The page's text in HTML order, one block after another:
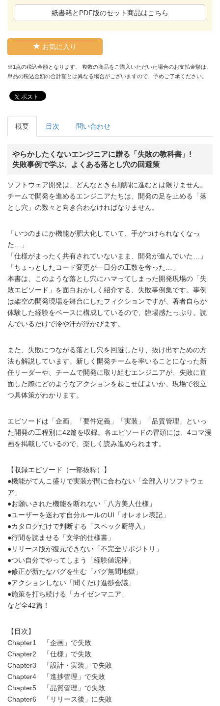
紙書籍とPDF版のセット商品はこちら
お気に入り
※1点の税込金額となります。 複数の商品をご購入いただいた場合のお支払金額は、
単品の税込金額の合計額とは異なる場合がございますので、予めご了承ください。
ポスト
概要 目次 問い合わせ
やらかしたくないエンジニアに贈る「失敗の教科書」!
失敗事例で学ぶ、よくある落とし穴の回避策
ソフトウェア開発は、どんなときも順調に進むとは限りません。
チームで開発を進めるエンジニアたちは、開発の足を止める「落
とし穴」の数々と向き合わなければなりません。
「いつのまにか機能が肥大化していて、手がつけられなくなっ
た…」
「仕様がまったく共有されていないまま、開発が進んでいた…」
「ちょっとしたコード変更が一日分の工数を奪った…」
本書は、このような落とし穴にハマってしまった開発現場の「失
敗エピソード」を面白おかしく紹介する、失敗事例集です。事例
は架空の開発現場を舞台にしたフィクションですが、著者自らが
体験した経験をベースに構成しているので、臨場感たっぷり。読
んでいるだけで冷や汗が浮かびます。
また、失敗につながる落とし穴を回避したり、抜け出すための方
法も解説しています。新しく開発チームを率いることになった新
任リーダーや、チームで開発に取り組むエンジニアが、失敗に直
面した際にどのようなアクションを起こせばよいか、現場で役立
つ具体策がわかります。
エピソードは「企画」「要件定義」「実装」「品質管理」といっ
た開発の工程別に42篇を収録。各エピソードの冒頭には、4コマ漫
画を掲載しているので、楽しく読み進められます。
【収録エピソード（一部抜粋）】
●機能がてんこ盛りで実装が間に合わない「全部入りソフトウェ
ア」
●お願いされた機能を断れない「八方美人仕様」
●ユーザーを迷わす自分ルールのUI「オレオレ表記」
●カタログだけで判断する「スペック厨導入」
●行間を読ませる「文学的仕様書」
●リリース版が復元できない「不完全リポジトリ」
●つい自分でやってしまう「経験値泥棒」
●修正が新たなバグを生む「バグ無間地獄」
●アクションしない「聞くだけ進捗会議」
●施策を打ち続ける「カイゼンマニア」
など全42篇！
【目次】
Chapter1 「企画」で失敗
Chapter2 「仕様」で失敗
Chapter3 「設計・実装」で失敗
Chapter4 「進捗管理」で失敗
Chapter5 「品質管理」で失敗
Chapter6 「リリース後」に失敗